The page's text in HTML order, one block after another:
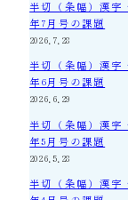
半切（条幅）漢字
年7月号の課題
2026.7.28
半切（条幅）漢字
年6月号の課題
2026.6.29
半切（条幅）漢字
年5月号の課題
2026.5.28
半切（条幅）漢字